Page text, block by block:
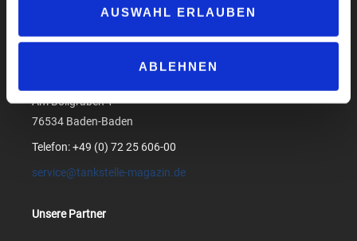
AUSWAHL ERLAUBEN
ABLEHNEN
Produktsicherheit
Suchen
Am Bollgraben 1
76534 Baden-Baden
Telefon: +49 (0) 72 25 606-00
service@tankstelle-magazin.de
Unsere Partner